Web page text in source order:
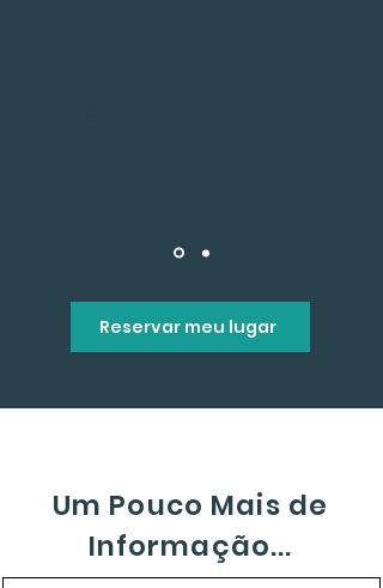
Reservar meu lugar
Um Pouco Mais de
Informação...